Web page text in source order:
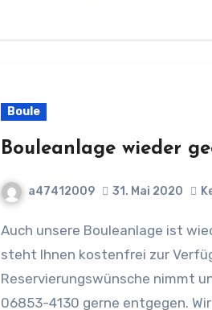
Boule
Bouleanlage wieder
a47412009 31. Mai 2020
Auch unsere Bouleanlage ist wieder geöffnet und
steht Ihnen kostenfrei zur
Reservierungswünsche nimmt
06853-4130 gerne entgegen.